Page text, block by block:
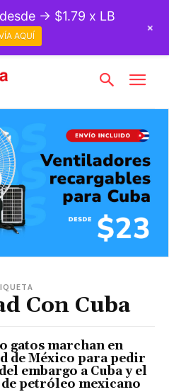
Con Cuba
gatos marchan en
de México para pedir
embargo a Cuba y el
petróleo mexicano
→ $1.79 x LB
AQUÍ
+